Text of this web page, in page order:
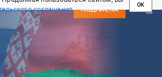
соглашения
OK
ПОДПИСКА